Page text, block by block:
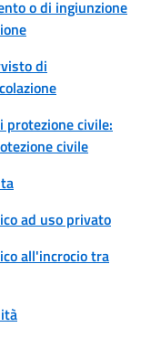
o di ingiunzione
di
protezione civile:
civile
ad uso privato
all'incrocio tra